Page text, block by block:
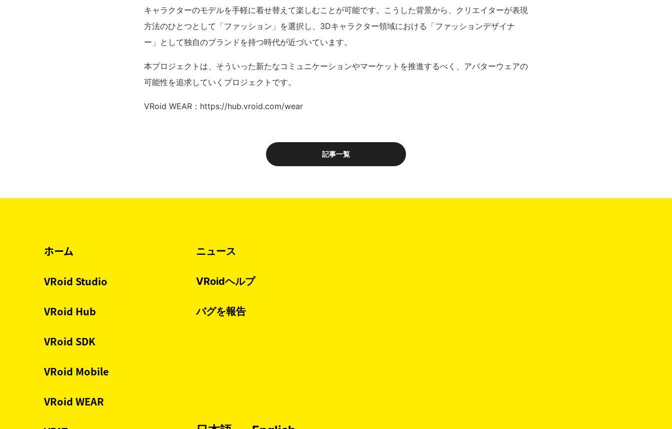
キャラクターのモデルを手軽に着せ替えて楽しむことが可能です。こうした背景から、クリエイターが表現
方法のひとつとして「ファッション」を選択し、3Dキャラクター領域における「ファッションデザイナ
ー」として独自のブランドを持つ時代が近づいています。
本プロジェクトは、そういった新たなコミュニケーションやマーケットを推進するべく、アバターウェアの
可能性を追求していくプロジェクトです。
VRoid WEAR：https://hub.vroid.com/wear
記事一覧
ホーム
VRoid Studio
VRoid Hub
VRoid SDK
VRoid Mobile
VRoid WEAR
ニュース
VRoidヘルプ
バグを報告